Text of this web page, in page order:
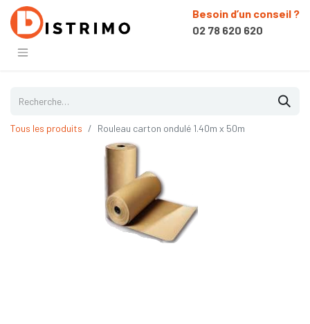
Besoin d’un conseil ?
02 78 620 620
Tous les produits Rouleau carton ondulé 1.40m x 50m